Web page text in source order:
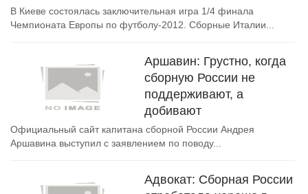
В Киеве состоялась заключительная игра 1/4 финала
Чемпионата Европы по футболу-2012. Сборные Италии...
Аршавин: Грустно, когда
сборную России не
поддерживают, а
добивают
Официальный сайт капитана сборной России Андрея
Аршавина выступил с заявлением по поводу...
Адвокат: Сборная России